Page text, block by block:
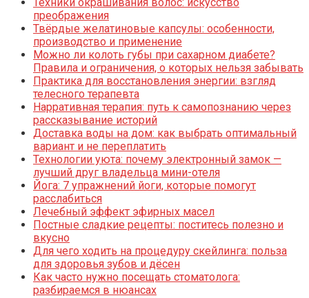
преображения
Твёрдые желатиновые капсулы: особенности,
производство и применение
Можно ли колоть губы при сахарном диабете?
Правила и ограничения, о которых нельзя забывать
Практика для восстановления энергии: взгляд
телесного терапевта
Нарративная терапия: путь к самопознанию через
рассказывание историй
Доставка воды на дом: как выбрать оптимальный
вариант и не переплатить
Технологии уюта: почему электронный замок —
лучший друг владельца мини-отеля
Йога: 7 упражнений йоги, которые помогут
расслабиться
Лечебный эффект эфирных масел
Постные сладкие рецепты: поститесь полезно и
вкусно
Для чего ходить на процедуру скейлинга: польза
для здоровья зубов и дёсен
Как часто нужно посещать стоматолога:
разбираемся в нюансах